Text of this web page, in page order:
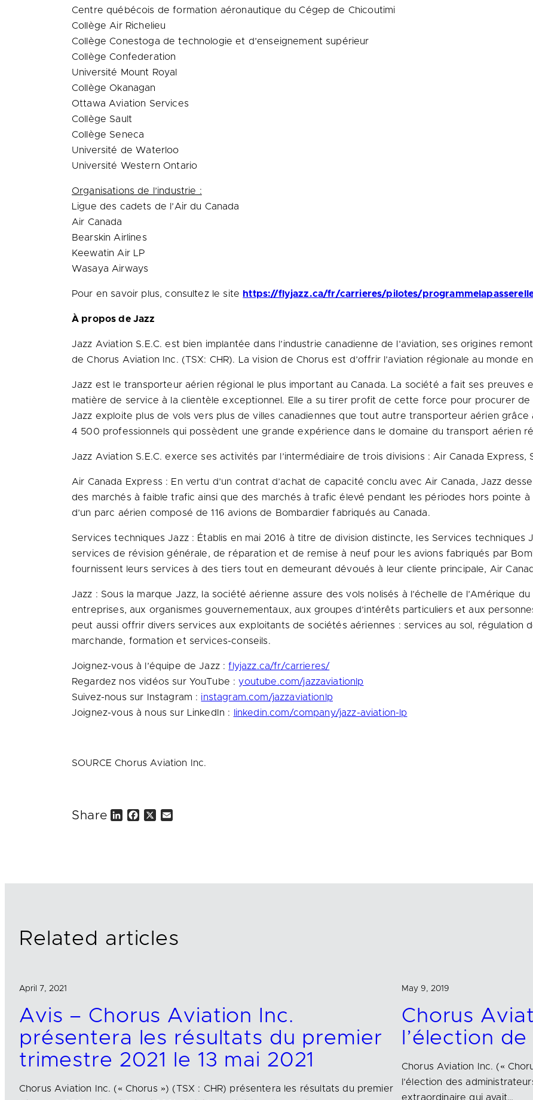
Centre québécois de formation aéronautique du Cégep de Chicoutimi
Collège Air Richelieu
Collège Conestoga de technologie et d’enseignement supérieur
Collège Confederation
Université Mount Royal
Collège Okanagan
Ottawa Aviation Services
Collège Sault
Collège Seneca
Université de Waterloo
Université Western Ontario
Organisations de l’industrie :
Ligue des cadets de l’Air du Canada
Air Canada
Bearskin Airlines
Keewatin Air LP
Wasaya Airways
Pour en savoir plus, consultez le site https://flyjazz.ca/fr/carrieres/pilotes/
À propos de Jazz
Jazz Aviation S.E.C. est bien implantée dans l’industrie canadienne de l’aviation, ses origines
de Chorus Aviation Inc. (TSX: CHR). La vision de Chorus est d’offrir l’aviation régionale au monde
Jazz est le transporteur aérien régional le plus important au Canada. La société a fait ses preuves
matière de service à la clientèle exceptionnel. Elle a su tirer profit de cette force pour procurer
Jazz exploite plus de vols vers plus de villes canadiennes que tout autre transporteur aérien
4 500 professionnels qui possèdent une grande expérience dans le domaine du transport aérien
Jazz Aviation S.E.C. exerce ses activités par l’intermédiaire de trois divisions : Air Canada Express,
Air Canada Express : En vertu d’un contrat d’achat de capacité conclu avec Air Canada, Jazz
des marchés à faible trafic ainsi que des marchés à trafic élevé pendant les périodes hors pointe à
d’un parc aérien composé de 116 avions de Bombardier fabriqués au Canada.
Services techniques Jazz : Établis en mai 2016 à titre de division distincte, les Services techniques
services de révision générale, de réparation et de remise à neuf pour les avions fabriqués par
fournissent leurs services à des tiers tout en demeurant dévoués à leur cliente principale, Air
Jazz : Sous la marque Jazz, la société aérienne assure des vols nolisés à l’échelle de l’Amérique
entreprises, aux organismes gouvernementaux, aux groupes d’intérêts particuliers et aux
peut aussi offrir divers services aux exploitants de sociétés aériennes : services au sol, régulation
marchande, formation et services-conseils.
Joignez-vous à l’équipe de Jazz :flyjazz.ca/fr/carrieres/
Regardez nos vidéos sur YouTube :youtube.com/jazzaviationlp
Suivez-nous sur Instagram : instagram.com/jazzaviationlp
Joignez-vous à nous sur LinkedIn :
linkedin.com/company/jazz-aviation-lp
SOURCE Chorus Aviation Inc.
Share
Related articles
April 7, 2021
Avis – Chorus Aviation Inc.
présentera les résultats du premier
trimestre 2021 le 13 mai 2021
Chorus Aviation Inc. (« Chorus ») (TSX : CHR) présentera les résultats du premier
May 9, 2019
Chorus
l’élection
Chorus Aviation Inc. («
l’élection des
extraordinaire qui avait…